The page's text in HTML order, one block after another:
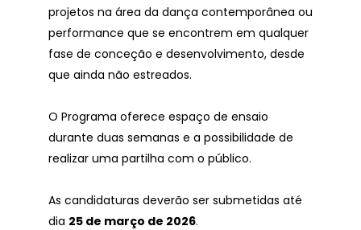
projetos na área da dança contemporânea ou
performance que se encontrem em qualquer
fase de conceção e desenvolvimento, desde
que ainda não estreados.
O Programa oferece espaço de ensaio
durante duas semanas e a possibilidade de
realizar uma partilha com o público.
As candidaturas deverão ser submetidas até
dia 25 de março de 2026.